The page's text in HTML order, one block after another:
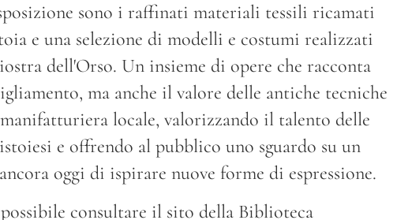
sono i raffinati materiali tessili ricamati
e una selezione di modelli e costumi realizzati
dell'Orso. Un insieme di opere che racconta
ma anche il valore delle antiche tecniche
locale, valorizzando il talento delle
e offrendo al pubblico uno sguardo su un
oggi di ispirare nuove forme di espressione.
consultare il sito della Biblioteca